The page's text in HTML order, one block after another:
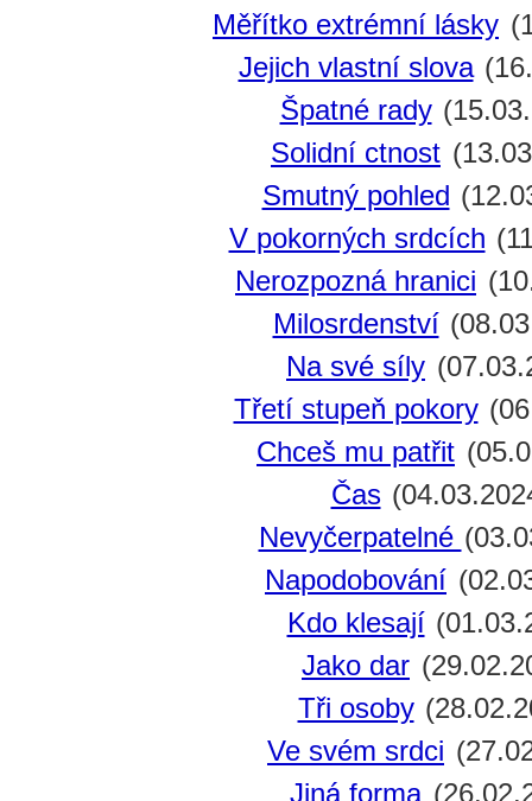
Měřítko extrémní lásky
Jejich vlastní slova
Špatné rady
Solidní ctnost
Smutný pohled
V pokorných srdcích
Nerozpozná hranici
Milosrdenství
Na své síly
Třetí stupeň pokory
Chceš mu patřit
Čas
Nevyčerpatelné
Napodobování
Kdo klesají
Jako dar
Tři osoby
Ve svém srdci
Jiná forma